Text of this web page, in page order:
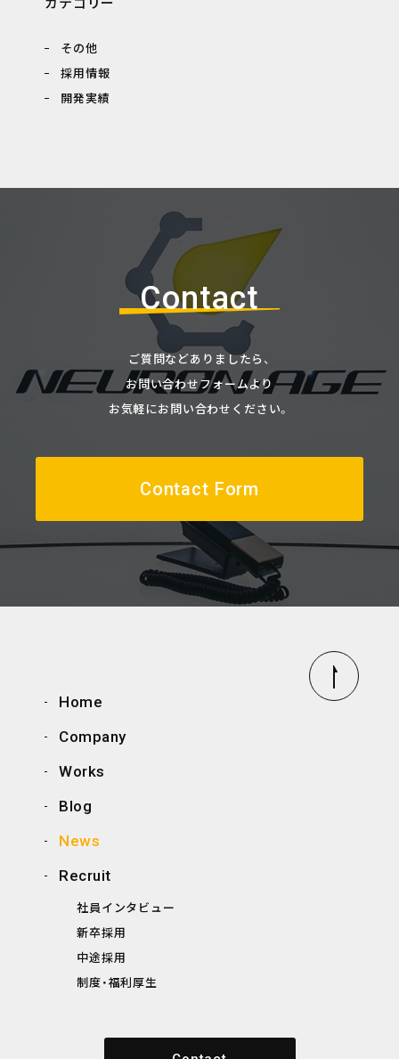
その他
採用情報
開発実績
Contact
ご質問などありましたら、
お問い合わせフォームより
お気軽にお問い合わせください。
Contact Form
Home
Company
Works
Blog
News
Recruit
社員インタビュー
新卒採用
中途採用
制度・福利厚生